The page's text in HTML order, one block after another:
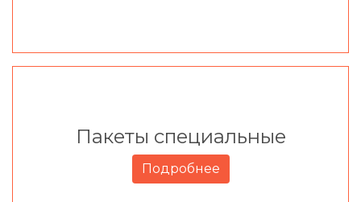
Пакеты специальные
Подробнее